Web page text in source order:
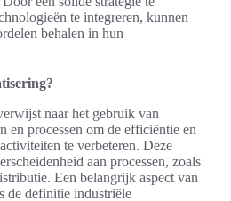
te integreren, kunnen
behalen in hun
naar het gebruik van
en processen om de efficiëntie en
te verbeteren. Deze
aan processen, zoals
Een belangrijk aspect van
de definitie industriële